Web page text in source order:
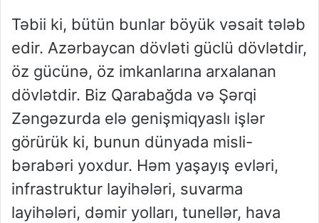
Təbii ki, bütün bunlar böyük vəsait tələb
edir. Azərbaycan dövləti güclü dövlətdir,
öz gücünə, öz imkanlarına arxalanan
dövlətdir. Biz Qarabağda və Şərqi
Zəngəzurda elə genişmiqyaslı işlər
görürük ki, bunun dünyada misli-
bərabəri yoxdur. Həm yaşayış evləri,
infrastruktur layihələri, suvarma
layihələri, dəmir yolları, tunellər, hava